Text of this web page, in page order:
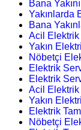
Bana
Yakınlarda
Bana
Acil
Yakın
Nöbetçi
Elektrik
Elektrik
Acil Elektrik
Yakın
Elektrik
Nöbetçi